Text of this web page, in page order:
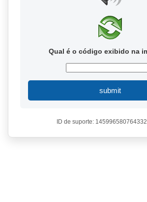
Qual é o código exibido na
submit
ID de suporte: